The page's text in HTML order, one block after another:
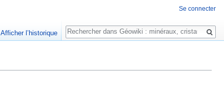
Se connecter
Afficher l’historique
Rechercher